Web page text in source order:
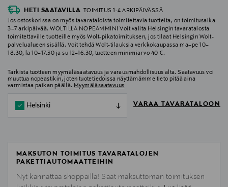
HETI SAATAVILLA
TOIMITUS 1-4 ARKIPÄIVÄSSÄ
Jos ostoskorissa on myös tavarataloista toimitettavia tuotteita, on toimitusaika
3–7 arkipäivää. WOLTILLA NOPEAMMIN! Voit valita Helsingin tavaratalosta
toimitettaville tuotteille myös Wolt-pikatoimituksen, jos tilaat Helsingin Wolt-
palvelualueen sisällä. Voit tehdä Wolt-tilauksia verkkokaupassa ma–pe 10–
18.30, la 10–17.30 ja su 12–16.30, tuotteen minimiarvo 40 €.
Tarkista tuotteen myymäläsaatavuus ja varausmahdollisuus alta. Saatavuus voi
muuttua nopeastikin, joten tuotetiedoissa näyttämämme tieto pitää aina
varmistaa paikan päällä. Myymäläsaatavuus
Helsinki VARAA TAVARATALOON
MAKSUTON TOIMITUS TAVARATALOJEN
PAKETTIAUTOMAATTEIHIN
Nyt kannattaa shoppailla! Saat maksuttoman toimituksen